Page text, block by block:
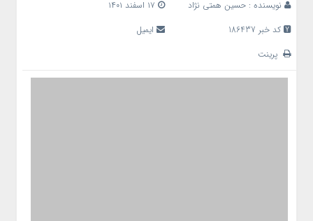
نویسنده : حسین همتی نژاد
کد خبر 186437
ایمیل
پرینت